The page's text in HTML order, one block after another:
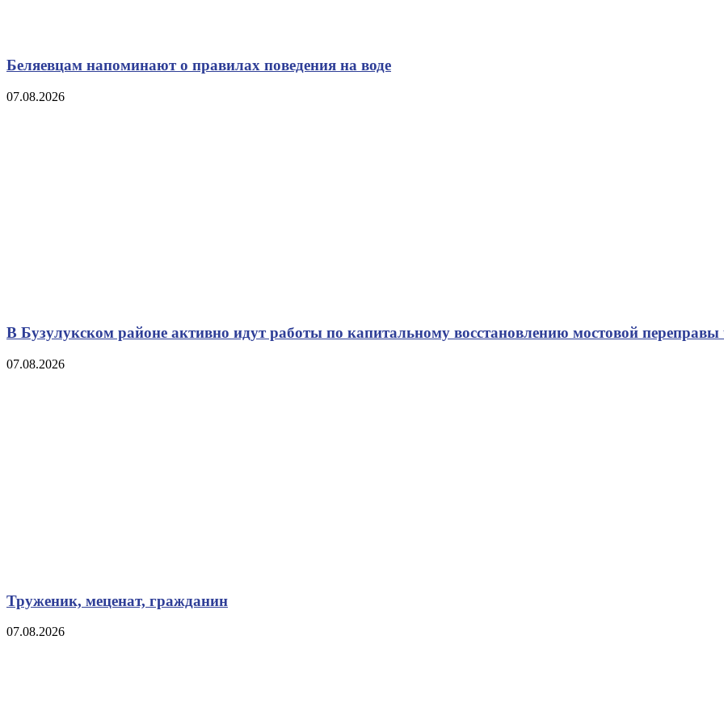
Беляевцам напоминают о правилах поведения на воде
07.08.2026
В Бузулукском районе активно идут работы по капитальному восстановлению мостовой переправы
07.08.2026
Труженик, меценат, гражданин
07.08.2026